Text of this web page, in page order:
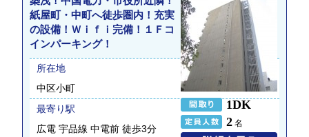
1DK
2 名
紙屋町・中町へ徒歩圏内！充実
の設備！Ｗｉｆｉ完備！１Ｆコ
インパーキング！
所在地
中区小町
最寄り駅
広電 宇品線 中電前 徒歩3分